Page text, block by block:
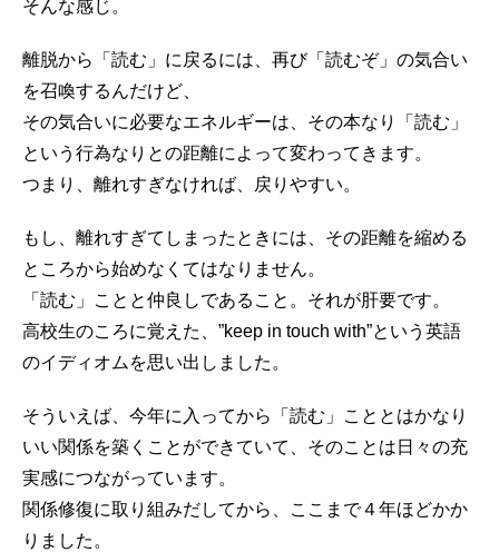
そんな感じ。
離脱から「読む」に戻るには、再び「読むぞ」の気合い
を召喚するんだけど、
その気合いに必要なエネルギーは、その本なり「読む」
という行為なりとの距離によって変わってきます。
つまり、離れすぎなければ、戻りやすい。
もし、離れすぎてしまったときには、その距離を縮める
ところから始めなくてはなりません。
「読む」ことと仲良しであること。それが肝要です。
高校生のころに覚えた、”keep in touch with”という英語
のイディオムを思い出しました。
そういえば、今年に入ってから「読む」こととはかなり
いい関係を築くことができていて、そのことは日々の充
実感につながっています。
関係修復に取り組みだしてから、ここまで４年ほどかか
りました。